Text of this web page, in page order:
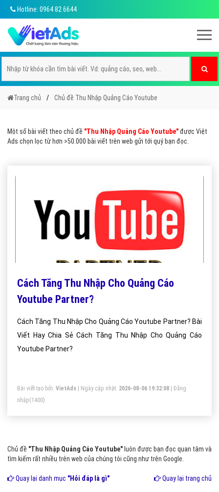
Hotline: 0964 82 6644
Trang chủ Chủ đề Thu Nhập Quảng Cáo Youtube
Một số bài viết theo chủ đề "Thu Nhập Quảng Cáo Youtube"được Việt
Ads chọn lọc từ hơn >50.000 bài viết trên web gửi tới quý bạn đọc.
Cách Tăng Thu Nhập Cho Quảng Cáo
Youtube Partner?
Cách Tăng Thu Nhập Cho Quảng Cáo Youtube Partner? Bài
Viết Hay Chia Sẻ Cách Tăng Thu Nhập Cho Quảng Cáo
Youtube Partner?
Bài viết tạo bởi: VietAds | Ngày cập nhật: 2026-08-06 19:32:08
Đăng
nhập(1400)
Chủ đề "Thu Nhập Quảng Cáo Youtube" luôn được bạn đọc quan tâm và
tìm kiếm rất nhiều trên web của chúng tôi cũng như trên Google.
Quay lại danh mục "Hỏi đáp là gì" Quay lại trang chủ